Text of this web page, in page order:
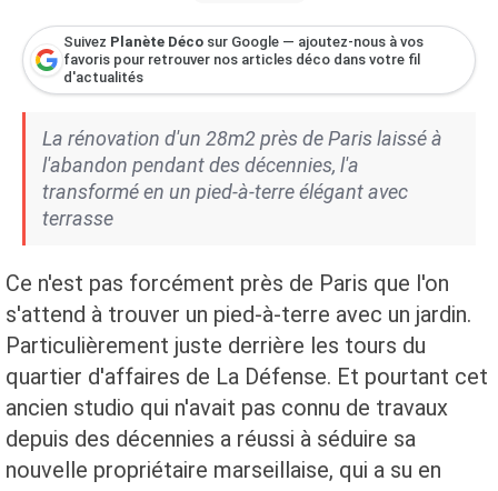
Suivez Planète Déco sur Google — ajoutez-nous à vos
favoris pour retrouver nos articles déco dans votre fil
d'actualités
La rénovation d'un 28m2 près de Paris laissé à
l'abandon pendant des décennies, l'a
transformé en un pied-à-terre élégant avec
terrasse
Ce n'est pas forcément près de Paris que l'on
s'attend à trouver un pied-à-terre avec un jardin.
Particulièrement juste derrière les tours du
quartier d'affaires de La Défense. Et pourtant cet
ancien studio qui n'avait pas connu de travaux
depuis des décennies a réussi à séduire sa
nouvelle propriétaire marseillaise, qui a su en